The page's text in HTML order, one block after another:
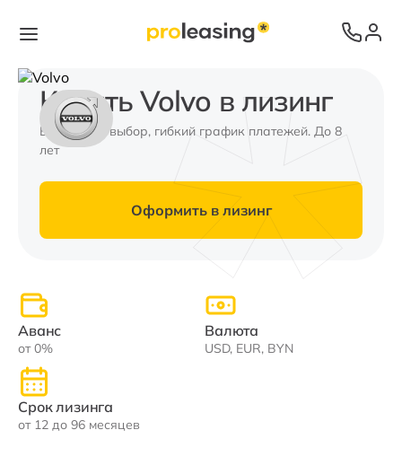
Купить Volvo в лизинг
Валюта на выбор, гибкий график платежей. До 8
лет
Оформить в лизинг
Аванс
от 0%
Валюта
USD, EUR, BYN
Срок лизинга
от 12 до 96 месяцев